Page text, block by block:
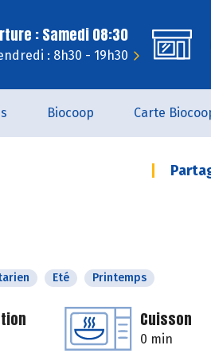
: Samedi 08:30
: 8h30 - 19h30
Biocoop Carte
Eté Printemps
Cuisson
0 min